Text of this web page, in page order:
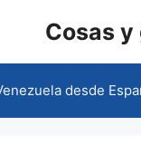
Cosas
desde